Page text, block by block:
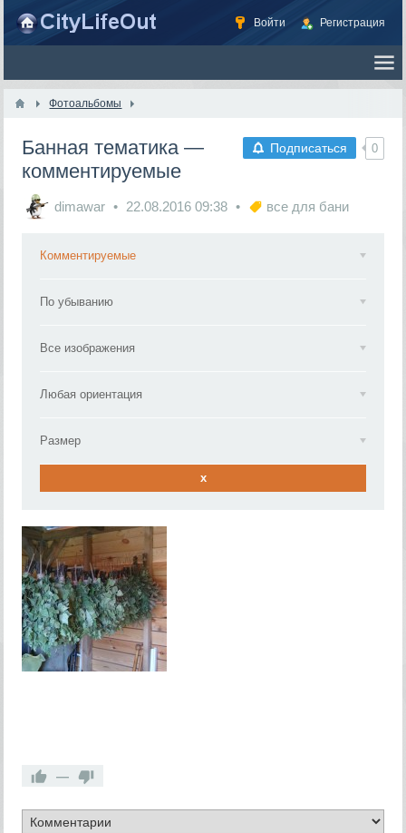
Войти Регистрация
Фотоальбомы
Подписаться 0
Банная тематика —
комментируемые
dimawar 22.08.2016 09:38 все для бани
Комментируемые
По убыванию
Все изображения
Любая ориентация
Размер
x
—